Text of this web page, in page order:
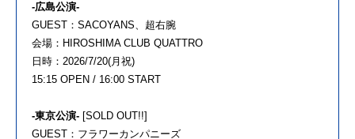
-広島公演-
GUEST：SACOYANS、超右腕
会場：HIROSHIMA CLUB QUATTRO
日時：2026/7/20(月祝)
15:15 OPEN / 16:00 START
-東京公演- [SOLD OUT!!]
GUEST：フラワーカンパニーズ